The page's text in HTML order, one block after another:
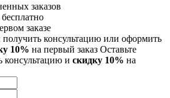
заказов
заказе
получить консультацию или оформить
10% на первый заказ Оставьте
консультацию и скидку 10% на